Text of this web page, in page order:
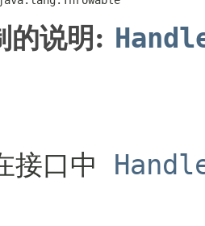
的说明:
接口中